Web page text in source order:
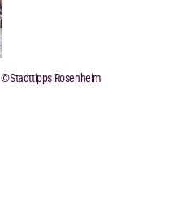
©Stadttipps Rosenheim